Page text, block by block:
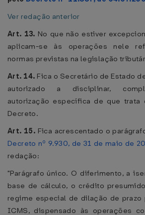
Ver redação anterior
Art. 13. No que não estiver
aplicam-se às operações nele
normas previstas na legislação
Art. 14. Fica o Secretário de Estado
autorizado a disciplinar,
autorização específica de que trata
Decreto.
Art. 15. Fica acrescentado o
Decreto nº 9.930, de 31 de maio de
redação:
"Parágrafo único. O diferimento, a
base de cálculo, o crédito
regime especial de dilação de prazo
ICMS, dispensado às operações